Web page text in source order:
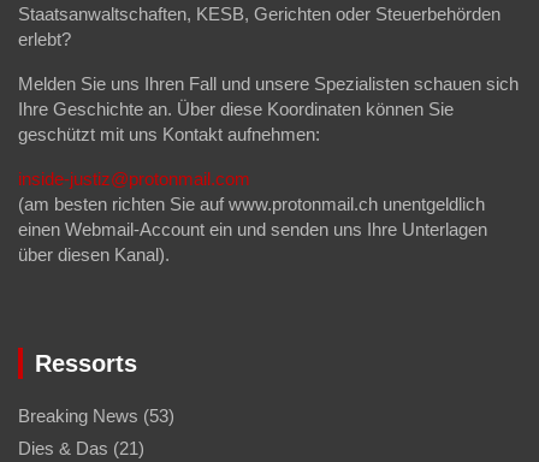
Staatsanwaltschaften, KESB, Gerichten oder Steuerbehörden
erlebt?
Melden Sie uns Ihren Fall und unsere Spezialisten schauen sich
Ihre Geschichte an. Über diese Koordinaten können Sie
geschützt mit uns Kontakt aufnehmen:
inside-justiz@protonmail.com
(am besten richten Sie auf www.protonmail.ch unentgeldlich
einen Webmail-Account ein und senden uns Ihre Unterlagen
über diesen Kanal).
Ressorts
Breaking News (53)
Dies & Das (21)